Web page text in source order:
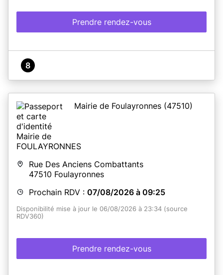
Prendre rendez-vous
8
Mairie de Foulayronnes (47510)
Rue Des Anciens Combattants
47510 Foulayronnes
Prochain RDV : 07/08/2026 à 09:25
Disponibilité mise à jour le 06/08/2026 à 23:34 (source
RDV360)
Prendre rendez-vous